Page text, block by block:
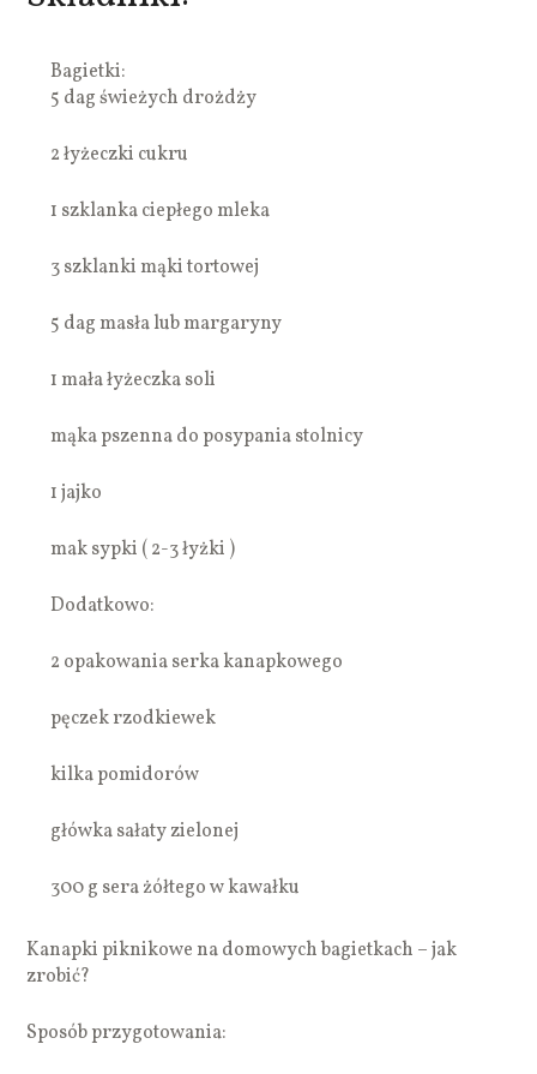
Bagietki:
5 dag świeżych drożdży
2 łyżeczki cukru
1 szklanka ciepłego mleka
3 szklanki mąki tortowej
5 dag masła lub margaryny
1 mała łyżeczka soli
mąka pszenna do posypania stolnicy
1 jajko
mak sypki ( 2-3 łyżki )
Dodatkowo:
2 opakowania serka kanapkowego
pęczek rzodkiewek
kilka pomidorów
główka sałaty zielonej
300 g sera żółtego w kawałku
Kanapki piknikowe na domowych bagietkach – jak
zrobić?
Sposób przygotowania: